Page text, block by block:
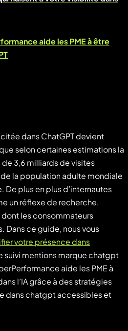
aide les PME à être
dans ChatGPT devient
selon certaines estimations la
3,6 milliards de visites
la population adulte mondiale
De plus en plus d’internautes
un réflexe de recherche,
les consommateurs
Dans ce guide, nous vous
votre présence dans
suivi mentions marque chatgpt
aide les PME à
l’IA grâce à des stratégies
dans chatgpt accessibles et